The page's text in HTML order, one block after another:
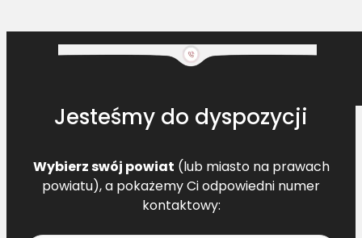
Jesteśmy do dyspozycji
Wybierz swój powiat (lub miasto na prawach
powiatu), a pokażemy Ci odpowiedni numer
kontaktowy: